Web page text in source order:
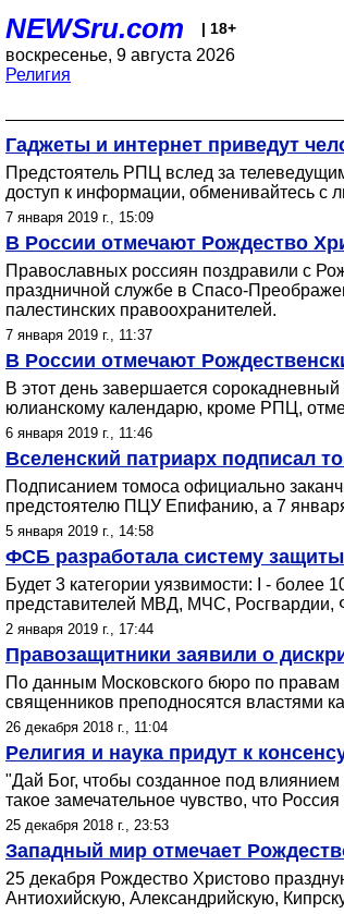
NEWSru.com | 18+
воскресенье, 9 августа 2026
Религия
Гаджеты и интернет приведут
Предстоятель РПЦ вслед за
доступ к информации, обменивайтесь с
7 января 2019 г., 15:09
В России отмечают Рождество
Православных россиян поздравили с
праздничной службе в Спасо-
палестинских правоохранителей.
7 января 2019 г., 11:37
В России отмечают
В этот день завершается
юлианскому календарю, кроме РПЦ,
6 января 2019 г., 11:46
Вселенский патриарх подписал
Подписанием томоса официально
предстоятелю ПЦУ Епифанию, а 7
5 января 2019 г., 14:58
ФСБ разработала систему
Будет 3 категории уязвимости: I - более
представителей МВД, МЧС, Росгвардии,
2 января 2019 г., 17:44
Правозащитники заявили о
По данным Московского бюро по правам
священников преподносятся властями
26 декабря 2018 г., 11:04
Религия и наука придут к
"Дай Бог, чтобы созданное под влиянием
такое замечательное чувство, что
25 декабря 2018 г., 23:53
Западный мир отмечает
25 декабря Рождество Христово
Антиохийскую, Александрийскую,